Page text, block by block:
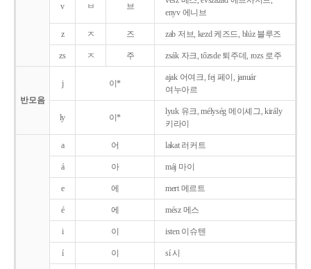
v ㅂ 브
enyv 에니브
z ㅈ 즈 zab 저브, kezd 케즈드, blúz 블루즈
zs ㅈ 주 zsák 자크, tőzsde 퇴주데, rozs 로주
반모음
j 이*
ajak 어여크, fej 페이, január
여누아르
ly 이*
lyuk 유크, mélység 메이셰그, király
키라이
a 어 lakat 러커트
á 아 máj 마이
e 에 mert 메르트
é 에 mész 메스
i 이 isten 이슈텐
í 이 sí 시